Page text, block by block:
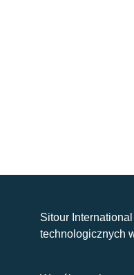
Sitour
technologicznych